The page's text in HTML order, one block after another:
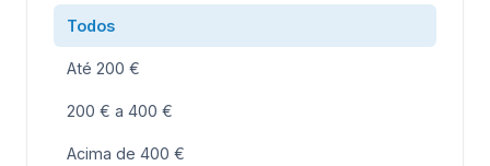
Todos
Até 200 €
200 € a 400 €
Acima de 400 €